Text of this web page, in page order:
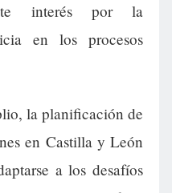
interés por la
en los procesos
la planificación de
en Castilla y León
a los desafíos